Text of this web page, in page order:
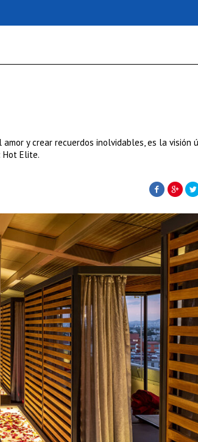
y crear recuerdos inolvidables, es la visión
Elite.